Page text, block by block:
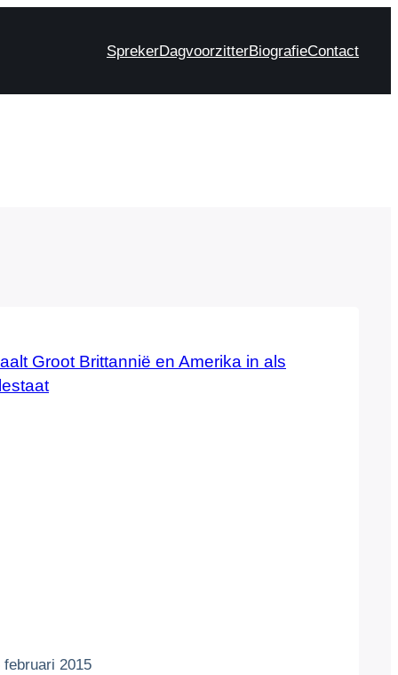
SprekerDagvoorzitterBiografieContact
februari 2015